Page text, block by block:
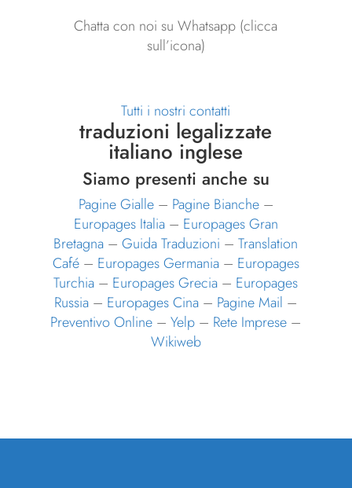
Chatta con noi su Whatsapp (clicca
sull’icona)
Tutti i nostri contatti
traduzioni legalizzate
italiano inglese
Siamo presenti anche su
Pagine Gialle– Pagine Bianche–
Europages Italia– Europages Gran
Bretagna –Guida Traduzioni –Translation
Café– Europages Germania– Europages
Turchia – Europages Grecia – Europages
Russia – Europages Cina – Pagine Mail –
Preventivo Online –Yelp – Rete Imprese –
Wikiweb